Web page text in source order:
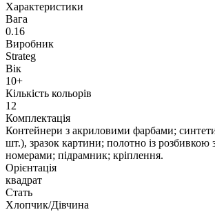
Характеристики
Вага
0.16
Виробник
Strateg
Вік
10+
Кількість кольорів
12
Комплектація
Контейнери з акриловими фарбами;
шт.), зразок картини; полотно із розбивкою
номерами; підрамник; кріплення.
Орієнтація
квадрат
Стать
Хлопчик/Дiвчина